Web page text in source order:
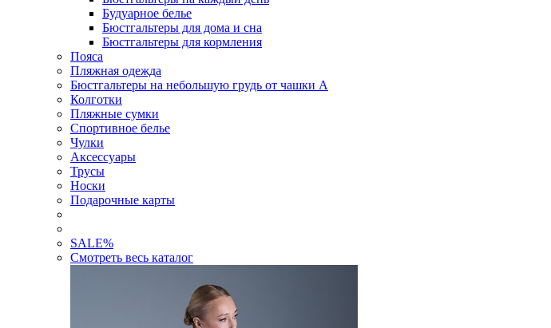
Будуарное белье
Бюстгальтеры для дома и сна
Бюстгальтеры для кормления
Пояса
Пляжная одежда
Бюстгальтеры на небольшую грудь от чашки А
Колготки
Пляжные сумки
Спортивное белье
Чулки
Аксессуары
Трусы
Носки
Подарочные карты
SALE%
Смотреть весь каталог